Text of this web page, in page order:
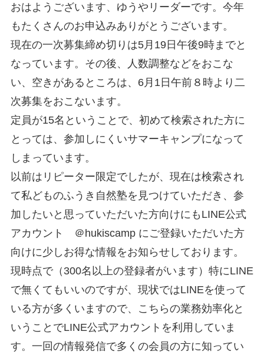
おはようございます、ゆうやリーダーです。今年
もたくさんのお申込みありがとうございます。
現在の一次募集締め切りは5月19日午後9時までと
なっています。その後、人数調整などをおこな
い、空きがあるところは、6月1日午前８時より二
次募集をおこないます。
定員が15名ということで、初めて検索された方に
とっては、参加しにくいサマーキャンプになって
しまっています。
以前はリピーター限定でしたが、現在は検索され
て私どものふうき自然塾を見つけていただき、参
加したいと思っていただいた方向けにもLINE公式
アカウント ＠hukiscamp にご登録いただいた方
向けに少しお得な情報をお知らせしております。
現時点で（300名以上の登録者がいます）特にLINE
で無くてもいいのですが、現状ではLINEを使って
いる方が多くいますので、こちらの業務効率化と
いうことでLINE公式アカウントを利用していま
す。一回の情報発信で多くの会員の方に知ってい